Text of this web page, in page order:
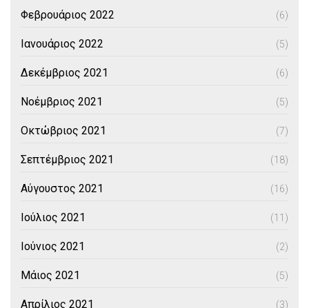
Φεβρουάριος 2022 (6)
Ιανουάριος 2022 (5)
Δεκέμβριος 2021 (6)
Νοέμβριος 2021 (5)
Οκτώβριος 2021 (7)
Σεπτέμβριος 2021 (18)
Αύγουστος 2021 (16)
Ιούλιος 2021 (11)
Ιούνιος 2021 (2)
Μάιος 2021 (5)
Απρίλιος 2021 (3)